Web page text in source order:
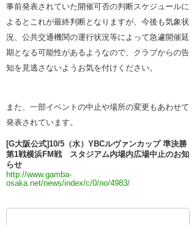
事前発表されていた開催可否の判断スケジュールに
よるとこれが最終判断となりますが、今後も気象状
況、公共交通機関の運行状況等によって急遽開催延
期となる可能性があるようなので、クラブからの告
知を見逃さないようお気を付けください。
また、一部イベントの中止や場所の変更もあわせて
発表されています。
[G大阪公式]10/5（水）YBCルヴァンカップ 準決勝
第1戦横浜FM戦 スタジアム内場内広場中止のお知
らせ
http://www.gamba-
osaka.net/news/index/c/0/no/4983/